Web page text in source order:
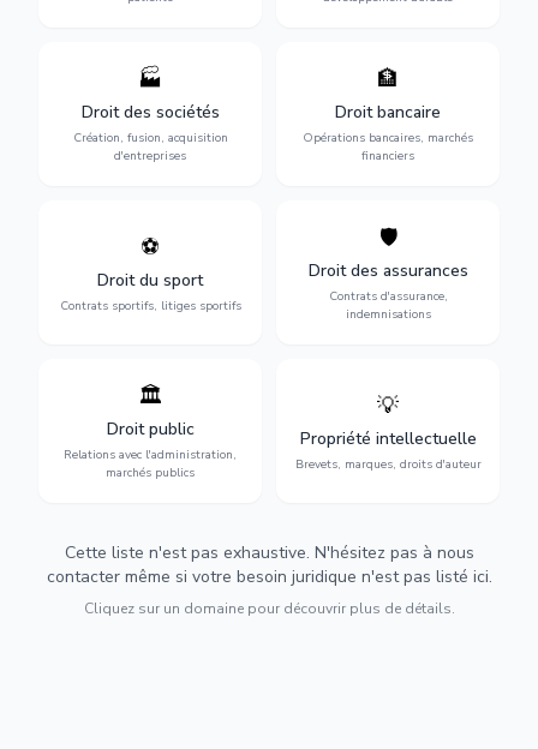
🏭
Droit des sociétés
Création, fusion, acquisition
d'entreprises
Structuration de votre
société : création, fusion-
acquisition, gouvernance et
restructuration.
🏦
Droit bancaire
Opérations bancaires, marchés
financiers
Gestion de vos opérations
financières : contentieux
bancaire, investissements et
régulation.
⚽
Droit du sport
Contrats sportifs, litiges sportifs
Expertise en droit sportif :
transferts, sponsoring et
contentieux.
🛡️
Droit des assurances
Contrats d'assurance,
indemnisations
Défense de vos intérêts :
contrats d'assurance,
sinistres et indemnisations
optimales.
🏛️
Droit public
Relations avec l'administration,
marchés publics
Gestion de vos relations
avec l'administration :
marchés publics,
urbanisme et contentieux.
💡
Propriété intellectuelle
Brevets, marques, droits d'auteur
Protection de vos créations
d'auteur et lutte contre la
contrefaçon.
Cette liste n'est pas exhaustive. N'hésitez pas à nous
contacter même si votre besoin juridique n'est pas listé ici.
Cliquez sur un domaine pour découvrir plus de détails.